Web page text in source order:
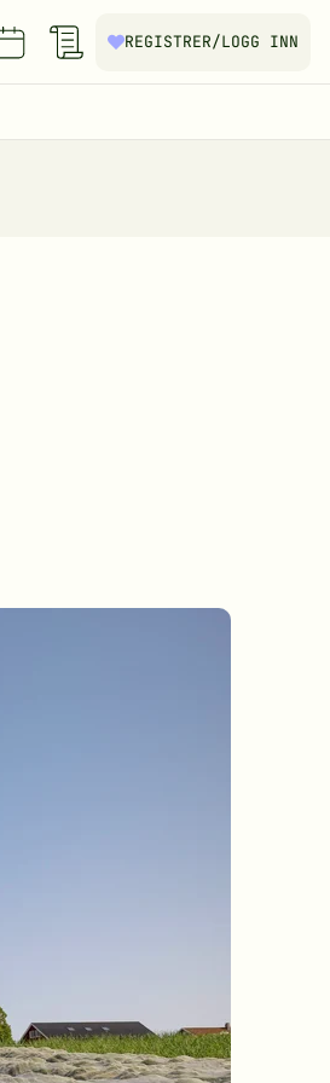
REGISTRER/LOGG INN